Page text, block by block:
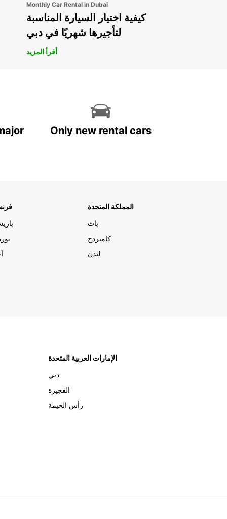
Monthly Car Rental in Dubai
كيفية اختيار السيارة المناسبة
لتأجيرها شهريًا في دبي
أقرأ المزيد
Only new rental cars
المملكة المتحدة
باث
كامبردج
لندن
الإمارات العربية المتحدة
دبي
الفجيرة
رأس الخيمة